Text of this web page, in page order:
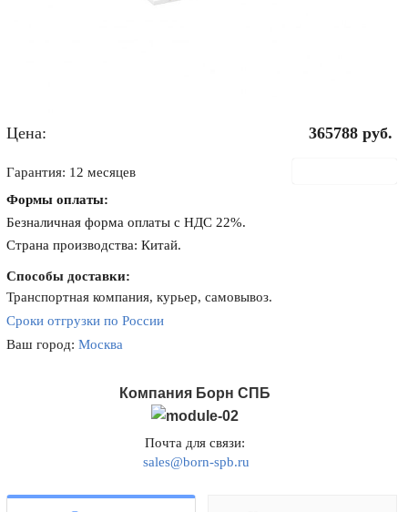
Цена: 365788 руб.
Гарантия: 12 месяцев
Формы оплаты:
Безналичная форма оплаты с НДС 22%.
Страна производства: Китай.
Способы доставки:
Транспортная компания, курьер, самовывоз.
Сроки отгрузки по России
Ваш город:Москва
Компания Борн СПБ
Почта для связи:
sales@born-spb.ru